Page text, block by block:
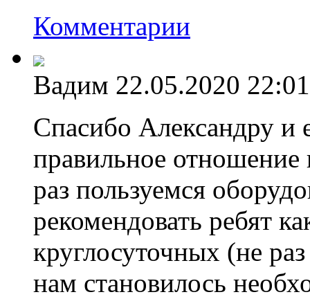
Комментарии
Вадим 22.05.2020 22:01
Спасибо Александру
правильное
раз пользуемся
рекомендовать ребят
круглосуточных (не
нам становилось